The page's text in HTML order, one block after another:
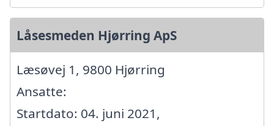
Låsesmeden Hjørring ApS
Læsøvej 1, 9800 Hjørring
Ansatte:
Startdato: 04. juni 2021,